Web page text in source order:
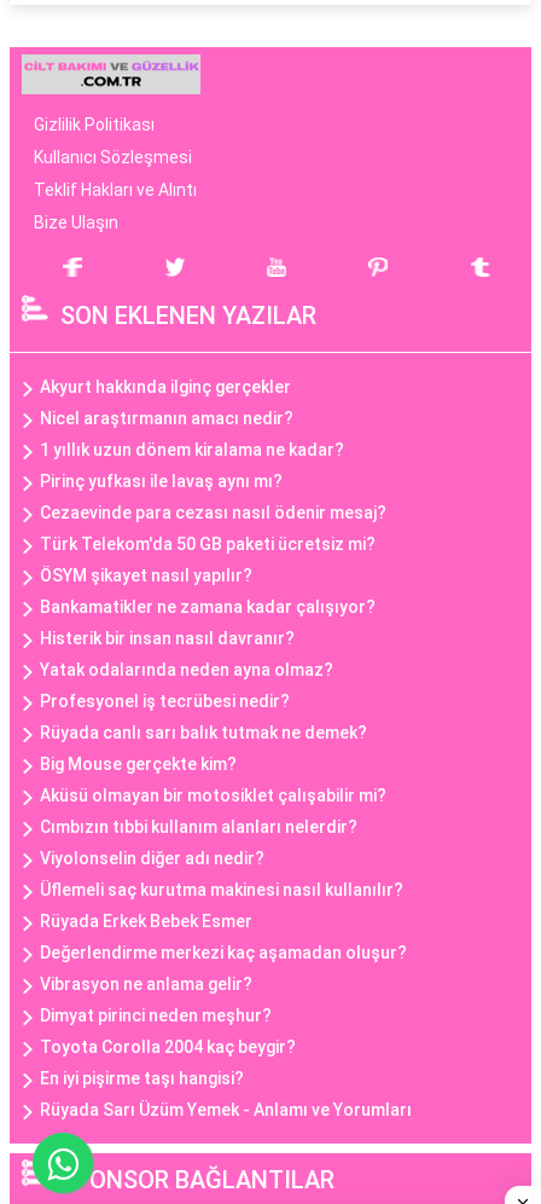
Gizlilik Politikası
Kullanıcı Sözleşmesi
Teklif Hakları ve Alıntı
Bize Ulaşın
SON EKLENEN YAZILAR
Akyurt hakkında ilginç gerçekler
Nicel araştırmanın amacı nedir?
1 yıllık uzun dönem kiralama ne kadar?
Pirinç yufkası ile lavaş aynı mı?
Cezaevinde para cezası nasıl ödenir mesaj?
Türk Telekom'da 50 GB paketi ücretsiz mi?
ÖSYM şikayet nasıl yapılır?
Bankamatikler ne zamana kadar çalışıyor?
Histerik bir insan nasıl davranır?
Yatak odalarında neden ayna olmaz?
Profesyonel iş tecrübesi nedir?
Rüyada canlı sarı balık tutmak ne demek?
Big Mouse gerçekte kim?
Aküsü olmayan bir motosiklet çalışabilir mi?
Cımbızın tıbbi kullanım alanları nelerdir?
Viyolonselin diğer adı nedir?
Üflemeli saç kurutma makinesi nasıl kullanılır?
Rüyada Erkek Bebek Esmer
Değerlendirme merkezi kaç aşamadan oluşur?
Vibrasyon ne anlama gelir?
Dimyat pirinci neden meşhur?
Toyota Corolla 2004 kaç beygir?
En iyi pişirme taşı hangisi?
Rüyada Sarı Üzüm Yemek - Anlamı ve Yorumları
SPONSOR BAĞLANTILAR